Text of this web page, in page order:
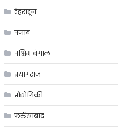
देहरादून
पंजाब
पश्चिम बंगाल
प्रयागराज
प्रौद्योगिकी
फर्रुखाबाद